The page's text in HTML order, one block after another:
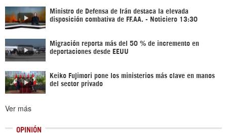
Ministro de Defensa de Irán destaca la elevada
disposición combativa de FF.AA. - Noticiero 13:30
Migración reporta más del 50 % de incremento en
deportaciones desde EEUU
Keiko Fujimori pone los ministerios más clave en manos
del sector privado
Ver más
OPINIÓN